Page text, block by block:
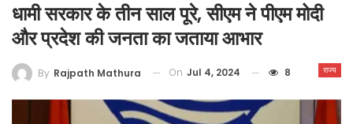
धामी सरकार के तीन साल पूरे, सीएम ने पीएम मोदी
और प्रदेश की जनता का जताया आभार
राज्य
By Rajpath Mathura On Jul 4, 2024 8